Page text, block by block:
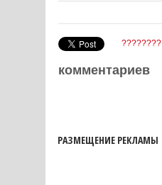
????????
комментариев
РАЗМЕЩЕНИЕ РЕКЛАМЫ